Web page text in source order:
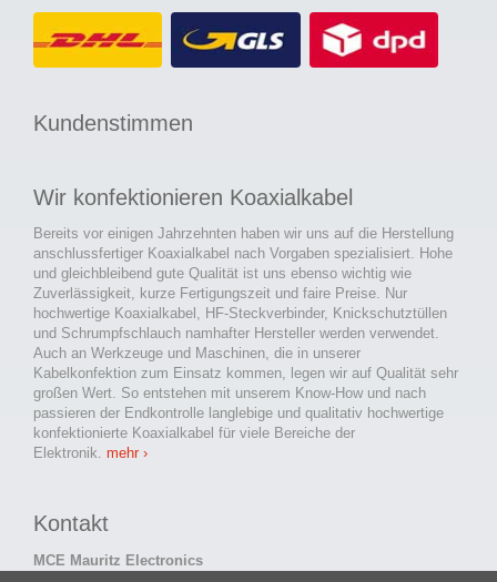
Kundenstimmen
Wir konfektionieren Koaxialkabel
Bereits vor einigen Jahrzehnten haben wir uns auf die Herstellung
anschlussfertiger Koaxialkabel nach Vorgaben spezialisiert. Hohe
und gleichbleibend gute Qualität ist uns ebenso wichtig wie
Zuverlässigkeit, kurze Fertigungszeit und faire Preise. Nur
hochwertige Koaxialkabel, HF-Steckverbinder, Knickschutztüllen
und Schrumpfschlauch namhafter Hersteller werden verwendet.
Auch an Werkzeuge und Maschinen, die in unserer
Kabelkonfektion zum Einsatz kommen, legen wir auf Qualität sehr
großen Wert. So entstehen mit unserem Know-How und nach
passieren der Endkontrolle langlebige und qualitativ hochwertige
konfektionierte Koaxialkabel für viele Bereiche der
Elektronik. mehr ›
Kontakt
MCE Mauritz Electronics